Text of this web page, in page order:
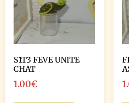
S1T3 FEVE UNITE
CHAT
1.00€